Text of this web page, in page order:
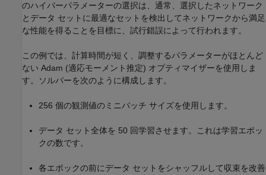
のハイパーパラメーターの選択は、通常、選択したネットワーク
とデータ セットに最適なセットを検出してネットワークから満足
な性能を得ることを目標に、試行錯誤によって行われます。
この例では、計算時間が短く、調整するパラメーターがほとんど
ない Adam (適応モーメント推定) オプティマイザーを使用しま
す。ソルバーを次のように構成します。
256 個の観測値のミニバッチ サイズを使用します。
データ セット全体を 50 回学習させます。これは学習エポッ
クの数です。
各エポックの前にデータ セットをシャッフルして収束を改善